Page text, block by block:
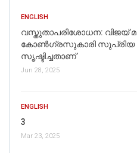
ENGLISH
വസ്തുതാപരിശോധന:
കോൺഗ്രസുകാരി സുപ്രിയ
സൃഷ്ടിച്ചതാണ്
Jun 28, 2025
ENGLISH
3
Mar 23, 2025